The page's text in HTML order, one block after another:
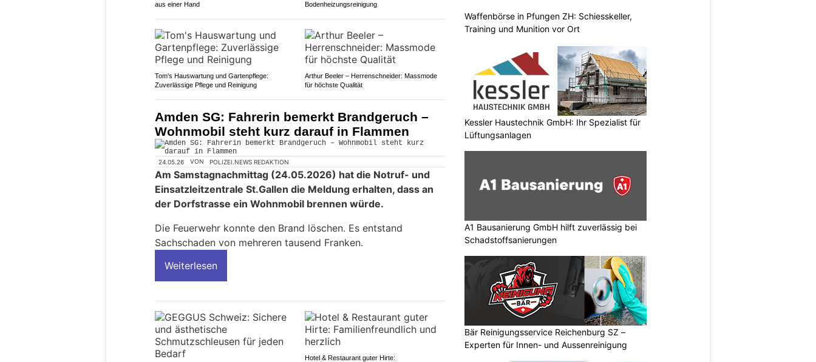
aus einer Hand
Bodenheizungsreinigung
Tom's Hauswartung und Gartenpflege:
Zuverlässige Pflege und Reinigung
Arthur Beeler – Herrenschneider: Massmode
für höchste Qualität
Amden SG: Fahrerin bemerkt Brandgeruch –
Wohnmobil steht kurz darauf in Flammen
24.05.26 VON POLIZEI.NEWS REDAKTION
Am Samstagnachmittag (24.05.2026) hat die Notruf- und
Einsatzleitzentrale St.Gallen die Meldung erhalten, dass an
der Dorfstrasse ein Wohnmobil brennen würde.
Die Feuerwehr konnte den Brand löschen. Es entstand
Sachschaden von mehreren tausend Franken.
Weiterlesen
Hotel & Restaurant guter Hirte:
Waffenbörse in Pfungen ZH: Schiesskeller,
Training und Munition vor Ort
Kessler Haustechnik GmbH: Ihr Spezialist für
Lüftungsanlagen
A1 Bausanierung GmbH hilft zuverlässig bei
Schadstoffsanierungen
Bär Reinigungsservice Reichenburg SZ –
Experten für Innen- und Aussenreinigung